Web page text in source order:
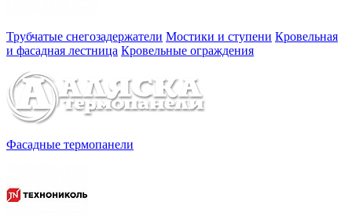
Трубчатые снегозадержатели Мостики и ступени Кровельная
и фасадная лестница Кровельные ограждения
Фасадные термопанели